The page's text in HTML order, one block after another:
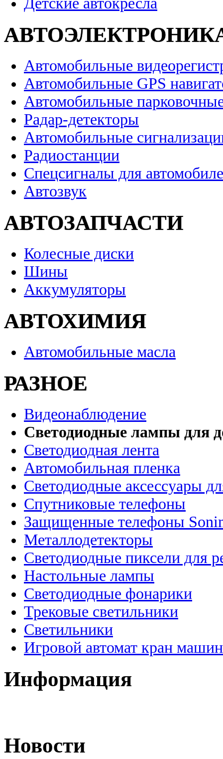
Автомобильные
Автомобильные GPS
Автомобильные
Радар-детекторы
Автомобильные
Радиостанции
Спецсигналы для
Автозвук
АВТОЗАПЧАСТИ
Колесные диски
Шины
Аккумуляторы
АВТОХИМИЯ
Автомобильные масла
РАЗНОЕ
Видеонаблюдение
Светодиодные лампы для
Светодиодная лента
Автомобильная пленка
Светодиодные аксессуары
Спутниковые телефоны
Защищенные телефоны
Металлодетекторы
Светодиодные пиксели для
Настольные лампы
Светодиодные фонарики
Трековые светильники
Светильники
Игровой автомат кран
Информация
Новости